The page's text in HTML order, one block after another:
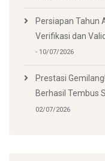
Persiapan Tahun
Verifikasi dan
10/07/2026
Prestasi
Berhasil Tembus
02/07/2026